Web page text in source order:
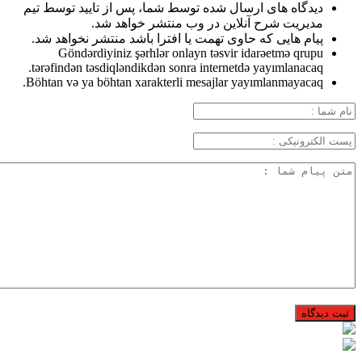
دیدگاه های ارسال شده توسط شما، پس از تایید توسط تیم
مدیریت شرح آنلاین در وب منتشر خواهد شد.
پیام هایی که حاوی تهمت یا افترا باشد منتشر نخواهد شد.
Göndərdiyiniz şərhlər onlayn təsvir idarəetmə qrupu
tərəfindən təsdiqləndikdən sonra internetdə yayımlanacaq.
Böhtan və ya böhtan xarakterli mesajlar yayımlanmayacaq.